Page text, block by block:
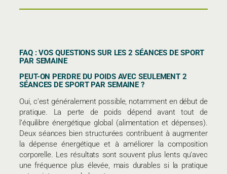
FAQ : VOS QUESTIONS SUR LES 2 SÉANCES DE SPORT
PAR SEMAINE
PEUT-ON PERDRE DU POIDS AVEC SEULEMENT 2
SÉANCES DE SPORT PAR SEMAINE ?
Oui, c’est généralement possible, notamment en début de
pratique. La perte de poids dépend avant tout de
l’équilibre énergétique global (alimentation et dépenses).
Deux séances bien structurées contribuent à augmenter
la dépense énergétique et à améliorer la composition
corporelle. Les résultats sont souvent plus lents qu’avec
une fréquence plus élevée, mais durables si la pratique